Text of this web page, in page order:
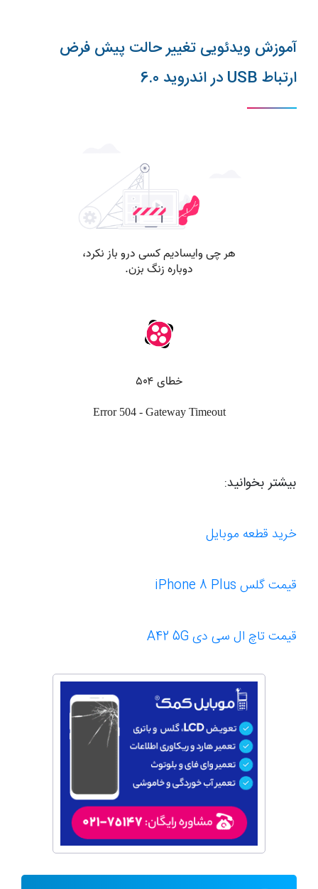
آموزش ویدئویی تغییر حالت پیش فرض
ارتباط USB در اندروید 6.0
بیشتر بخوانید:
خرید قطعه موبایل
قیمت گلس iPhone 8 Plus
قیمت تاچ ال سی دی A42 5G